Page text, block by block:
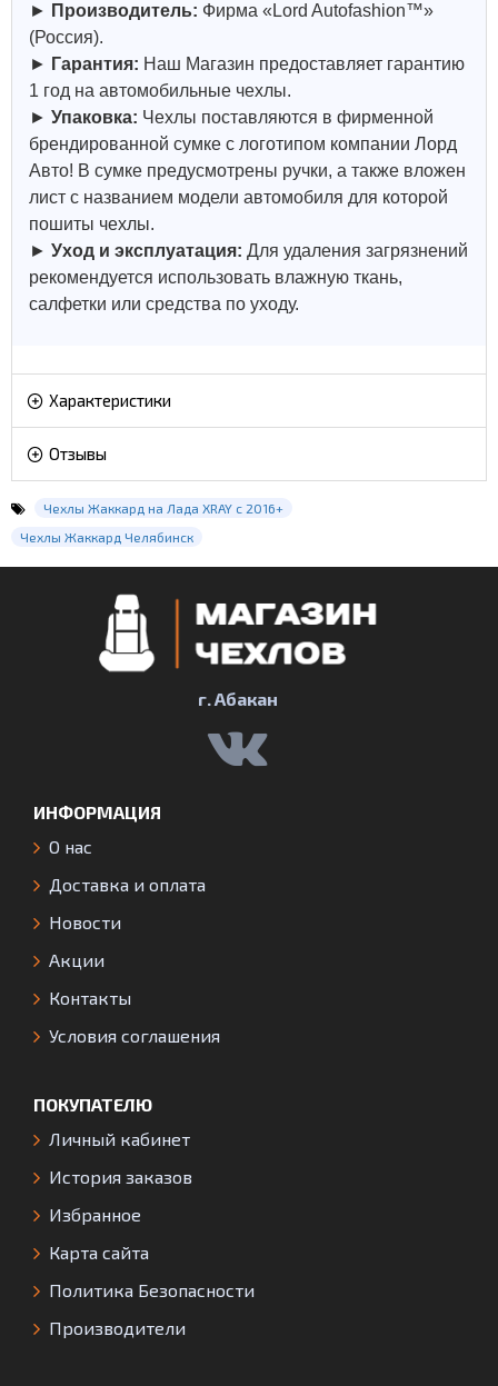
► Производитель: Фирма «Lord Autofashion™»
(Россия).
► Гарантия: Наш Магазин предоставляет гарантию
1 год на автомобильные чехлы.
► Упаковка: Чехлы поставляются в фирменной
брендированной сумке с логотипом компании Лорд
Авто! В сумке предусмотрены ручки, а также вложен
лист с названием модели автомобиля для которой
пошиты чехлы.
► Уход и эксплуатация: Для удаления загрязнений
рекомендуется использовать влажную ткань,
салфетки или средства по уходу.
Характеристики
Отзывы
Чехлы Жаккард на Лада XRAY с 2016+
Чехлы Жаккард Челябинск
г. Абакан
ИНФОРМАЦИЯ
О нас
Доставка и оплата
Новости
Акции
Контакты
Условия соглашения
ПОКУПАТЕЛЮ
Личный кабинет
История заказов
Избранное
Карта сайта
Политика Безопасности
Производители